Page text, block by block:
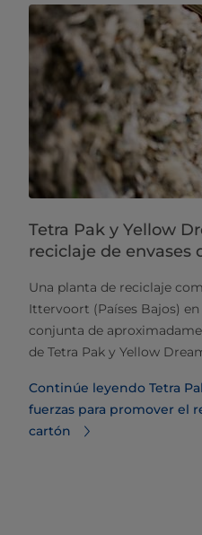
Tetra Pak y Yellow
reciclaje de envases
Una planta de reciclaje
Ittervoort (Países Bajos)
conjunta de
de Tetra Pak y Yellow
Continúe leyendo Tetra
fuerzas para promover el
cartón